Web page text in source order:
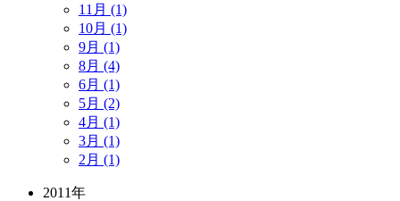
11月 (1)
10月 (1)
9月 (1)
8月 (4)
6月 (1)
5月 (2)
4月 (1)
3月 (1)
2月 (1)
2011年